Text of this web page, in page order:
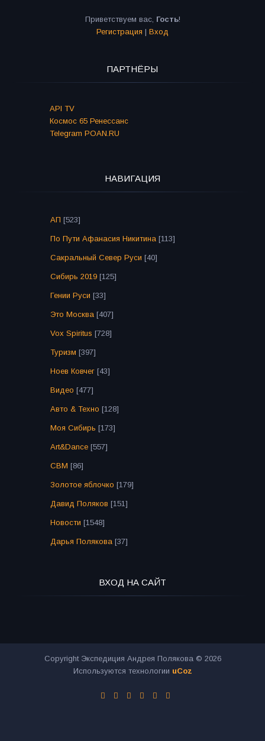
Приветствуем вас, Гость!
Регистрация | Вход
ПАРТНЁРЫ
API TV
Космос 65 Ренессанс
Telegram POAN.RU
НАВИГАЦИЯ
АП [523]
По Пути Афанасия Никитина [113]
Сакральный Север Руси [40]
Сибирь 2019 [125]
Гении Руси [33]
Это Москва [407]
Vox Spiritus [728]
Туризм [397]
Ноев Ковчег [43]
Видео [477]
Авто & Техно [128]
Моя Сибирь [173]
Art&Dance [557]
СВМ [86]
Золотое яблочко [179]
Давид Поляков [151]
Новости [1548]
Дарья Полякова [37]
ВХОД НА САЙТ
Copyright Экспедиция Андрея Полякова © 2026
Используются технологии uCoz